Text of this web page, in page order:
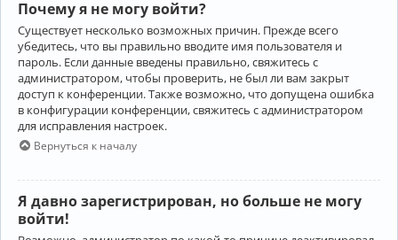
Почему я не могу войти?
Существует несколько возможных причин. Прежде всего
убедитесь, что вы правильно вводите имя пользователя и
пароль. Если данные введены правильно, свяжитесь с
администратором, чтобы проверить, не был ли вам закрыт
доступ к конференции. Также возможно, что допущена ошибка
в конфигурации конференции, свяжитесь с администратором
для исправления настроек.
Вернуться к началу
Я давно зарегистрирован, но больше не могу
войти!